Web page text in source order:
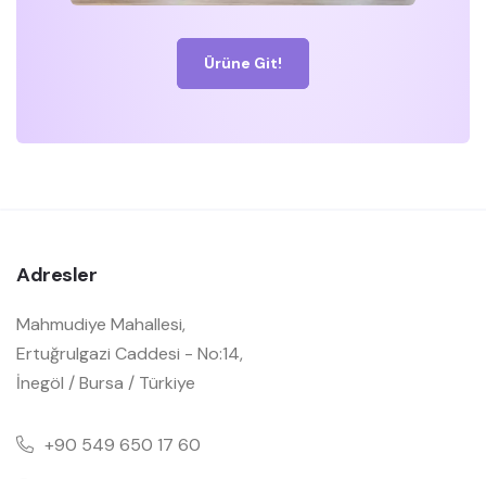
Ürüne Git!
Adresler
Mahmudiye Mahallesi,
Ertuğrulgazi Caddesi - No:14,
İnegöl / Bursa / Türkiye
+90 549 650 17 60